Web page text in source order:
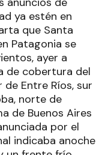
ya estén en
que Santa
Patagonia se
ayer a
de cobertura del
Entre Ríos, sur
norte de
de Buenos Aires
por el
indicaba anoche